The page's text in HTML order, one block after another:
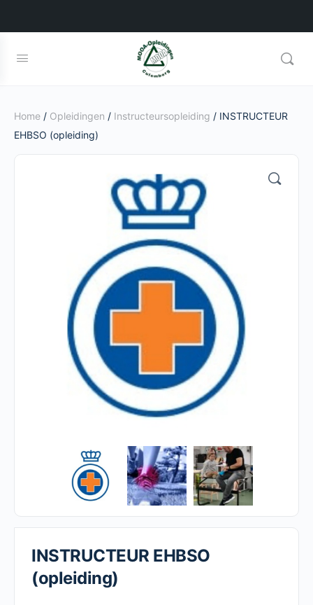
Home / Opleidingen / Instructeursopleiding / INSTRUCTEUR
EHBSO (opleiding)
INSTRUCTEUR EHBSO
(opleiding)